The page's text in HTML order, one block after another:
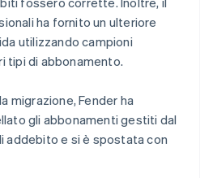
ha fornito un ulteriore
utilizzando campioni
tipi di abbonamento.
migrazione, Fender ha
gli abbonamenti gestiti dal
addebito e si è spostata con